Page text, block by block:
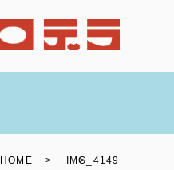
HOME IMG_4149